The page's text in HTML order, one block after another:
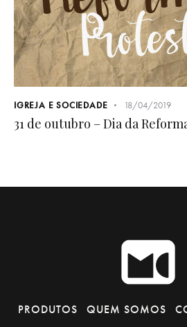
IGREJA E SOCIEDADE 18/04/2019
31 de outubro – Dia da
PRODUTOS QUEM SOMOS